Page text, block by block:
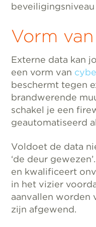
Vorm
Externe data kan
een vorm van
beschermt tegen
brandwerende
schakel je een
geautomatiseerd
Voldoet de data
‘de deur
en kwalificeert
in het vizier
aanvallen worden
zijn afgewend.